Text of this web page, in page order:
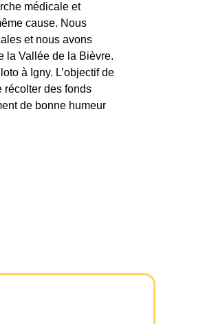
médicale et
cause. Nous
et nous avons
la Vallée de la Bièvre.
à Igny. L’objectif de
récolter des fonds
de bonne humeur